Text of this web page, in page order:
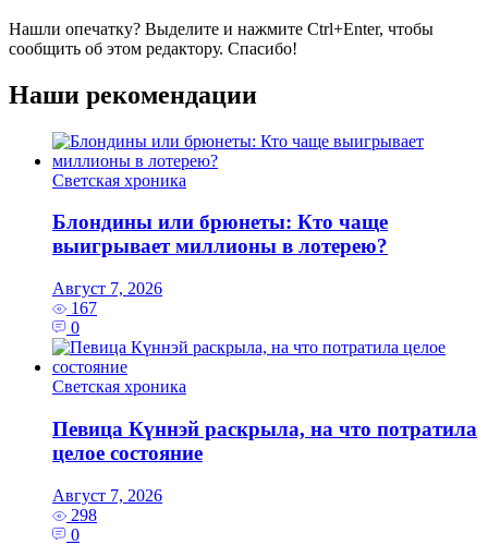
Нашли опечатку? Выделите и нажмите Ctrl+Enter, чтобы
сообщить об этом редактору. Спасибо!
Наши рекомендации
Светская хроника
Блондины или брюнеты: Кто чаще
выигрывает миллионы в лотерею?
Август 7, 2026
167
0
Светская хроника
Певица Күннэй раскрыла, на что потратила
целое состояние
Август 7, 2026
298
0